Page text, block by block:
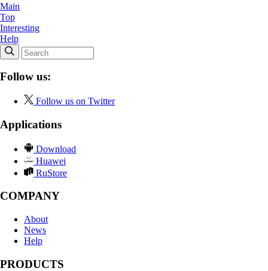
Main
Top
Interesting
Help
Follow us:
Follow us on Twitter
Applications
Download
Huawei
RuStore
COMPANY
About
News
Help
PRODUCTS